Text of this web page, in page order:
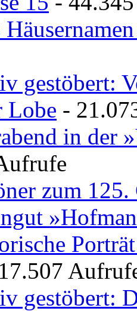
gestöbert:
Lobe -
in der
zum 125.
gestöbert: